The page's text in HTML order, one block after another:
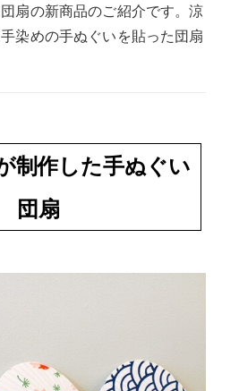
扇の新商品のご紹介です。涼
染めの手ぬぐいを貼った団扇
制作した手ぬぐい
団扇